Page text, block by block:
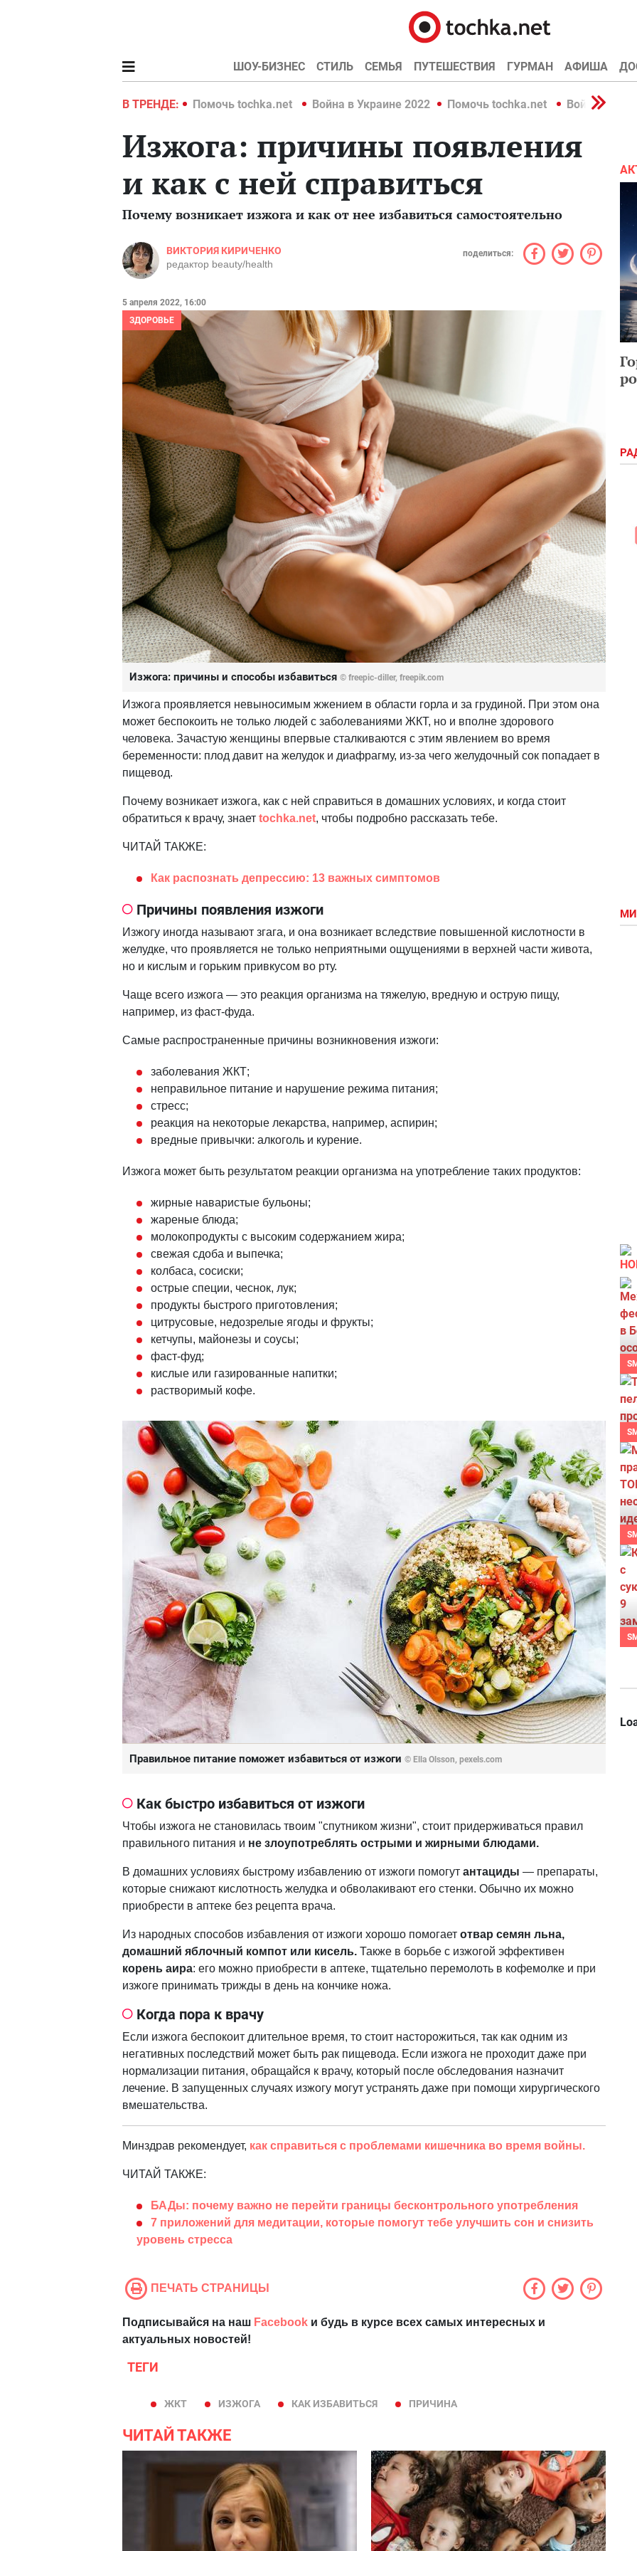
ШОУ-БИЗНЕС СТИЛЬ СЕМЬЯ ПУТЕШЕСТВИЯ ГУРМАН АФИША
В ТРЕНДЕ:
Война в Украине 2022 Помочь tochka.net Война в Украине 2022 Помочь tochka.net Война в
Изжога: причины появления
и как с ней справиться
Почему возникает изжога и как от нее избавиться самостоятельно
ВИКТОРИЯ КИРИЧЕНКО
редактор beauty/health
поделиться:
5 апреля 2022, 16:00
ЗДОРОВЬЕ
Изжога: причины и способы избавиться © freepic-diller, freepik.com
Изжога проявляется невыносимым жжением в области горла и за грудиной. При этом она
может беспокоить не только людей с заболеваниями ЖКТ, но и вполне здорового
человека. Зачастую женщины впервые сталкиваются с этим явлением во время
беременности: плод давит на желудок и диафрагму, из-за чего желудочный сок попадает в
пищевод.
Почему возникает изжога, как с ней справиться в домашних условиях, и когда стоит
обратиться к врачу, знает tochka.net, чтобы подробно рассказать тебе.
ЧИТАЙ ТАКЖЕ:
Как распознать депрессию: 13 важных симптомов
Причины появления изжоги
Изжогу иногда называют згага, и она возникает вследствие повышенной кислотности в
желудке, что проявляется не только неприятными ощущениями в верхней части живота,
но и кислым и горьким привкусом во рту.
Чаще всего изжога — это реакция организма на тяжелую, вредную и острую пищу,
например, из фаст-фуда.
Самые распространенные причины возникновения изжоги:
заболевания ЖКТ;
неправильное питание и нарушение режима питания;
стресс;
реакция на некоторые лекарства, например, аспирин;
вредные привычки: алкоголь и курение.
Изжога может быть результатом реакции организма на употребление таких продуктов:
жирные наваристые бульоны;
жареные блюда;
молокопродукты с высоким содержанием жира;
свежая сдоба и выпечка;
колбаса, сосиски;
острые специи, чеснок, лук;
продукты быстрого приготовления;
цитрусовые, недозрелые ягоды и фрукты;
кетчупы, майонезы и соусы;
фаст-фуд;
кислые или газированные напитки;
растворимый кофе.
Правильное питание поможет избавиться от изжоги © Ella Olsson, pexels.com
Как быстро избавиться от изжоги
Чтобы изжога не становилась твоим "спутником жизни", стоит придерживаться правил
правильного питания и не злоупотреблять острыми и жирными блюдами.
В домашних условиях быстрому избавлению от изжоги помогут антациды — препараты,
которые снижают кислотность желудка и обволакивают его стенки. Обычно их можно
приобрести в аптеке без рецепта врача.
Из народных способов избавления от изжоги хорошо помогает отвар семян льна,
домашний яблочный компот или кисель. Также в борьбе с изжогой эффективен
корень аира: его можно приобрести в аптеке, тщательно перемолоть в кофемолке и при
изжоге принимать трижды в день на кончике ножа.
Когда пора к врачу
Если изжога беспокоит длительное время, то стоит насторожиться, так как одним из
негативных последствий может быть рак пищевода. Если изжога не проходит даже при
нормализации питания, обращайся к врачу, который после обследования назначит
лечение. В запущенных случаях изжогу могут устранять даже при помощи хирургического
вмешательства.
Минздрав рекомендует, как справиться с проблемами кишечника во время войны.
ЧИТАЙ ТАКЖЕ:
БАДы: почему важно не перейти границы бесконтрольного употребления
7 приложений для медитации, которые помогут тебе улучшить сон и снизить
уровень стресса
ПЕЧАТЬ СТРАНИЦЫ
Подписывайся на наш Facebook и будь в курсе всех самых интересных и
актуальных новостей!
ТЕГИ
ЖКТ ИЗЖОГА КАК ИЗБАВИТЬСЯ ПРИЧИНА
ЧИТАЙ ТАКЖЕ